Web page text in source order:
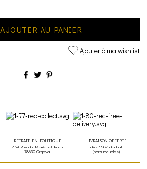
AJOUTER AU PANIER
Ajouter à ma wishlist
RETRAIT EN BOUTIQUE
469 Rue du Maréchal Foch
78630 Orgeval
LIVRAISON OFFERTE
dès 150€ d'achat
(hors meubles)